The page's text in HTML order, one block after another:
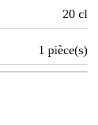
20 cl
1 pièce(s)